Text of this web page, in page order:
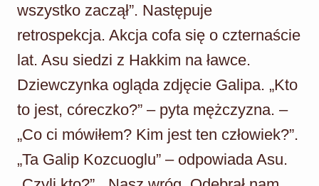
wszystko zaczął”. Następuje
retrospekcja. Akcja cofa się o czternaście
lat. Asu siedzi z Hakkim na ławce.
Dziewczynka ogląda zdjęcie Galipa. „Kto
to jest, córeczko?” – pyta mężczyzna. –
„Co ci mówiłem? Kim jest ten człowiek?”.
„Ta Galip Kozcuoglu” – odpowiada Asu.